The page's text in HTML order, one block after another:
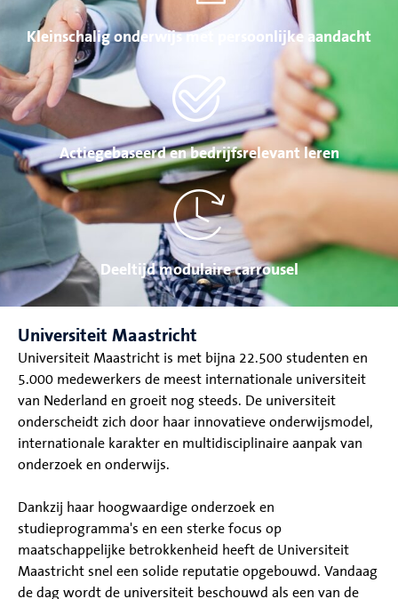
Kleinschalig onderwijs met persoonlijke aandacht
Actiegebaseerd en bedrijfsrelevant leren
Deeltijd modulaire carrousel
Universiteit Maastricht
Universiteit Maastricht is met bijna 22.500 studenten en
5.000 medewerkers de meest internationale universiteit
van Nederland en groeit nog steeds. De universiteit
onderscheidt zich door haar innovatieve onderwijsmodel,
internationale karakter en multidisciplinaire aanpak van
onderzoek en onderwijs.
Dankzij haar hoogwaardige onderzoek en
studieprogramma's en een sterke focus op
maatschappelijke betrokkenheid heeft de Universiteit
Maastricht snel een solide reputatie opgebouwd. Vandaag
de dag wordt de universiteit beschouwd als een van de